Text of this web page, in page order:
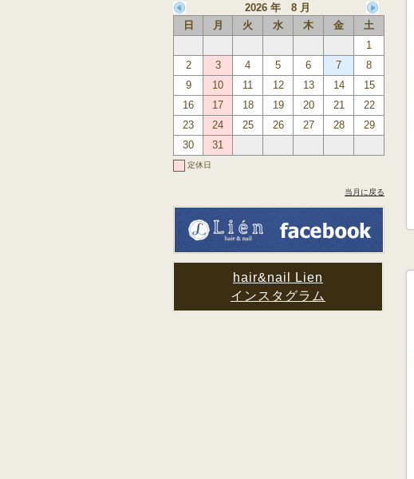
2026 年 8 月
日
月 火 水 木 金
土
1
2
3 4 5 6 7
8
9
10 11 12 13 14
15
16
17 18 19 20 21
22
23
24 25 26 27 28
29
30
31
定休日
当月に戻る
hair&nail Lien
インスタグラム